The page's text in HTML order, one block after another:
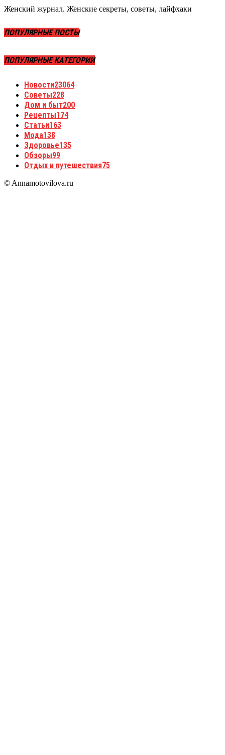
Женский журнал. Женские секреты, советы, лайфхаки
ПОПУЛЯРНЫЕ ПОСТЫ
ПОПУЛЯРНЫЕ КАТЕГОРИИ
Новости23064
Советы228
Дом и быт200
Рецепты174
Статьи163
Мода138
Здоровье135
Обзоры99
Отдых и путешествия75
© Annamotovilova.ru